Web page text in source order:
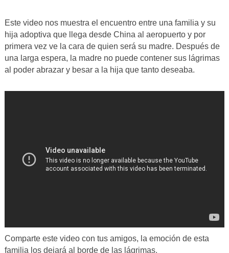
Este video nos muestra el encuentro entre una familia y su
hija adoptiva que llega desde China al aeropuerto y por
primera vez ve la cara de quien será su madre. Después de
una larga espera, la madre no puede contener sus lágrimas
al poder abrazar y besar a la hija que tanto deseaba.
Comparte este video con tus amigos, la emoción de esta
familia los dejará al borde de las lágrimas.